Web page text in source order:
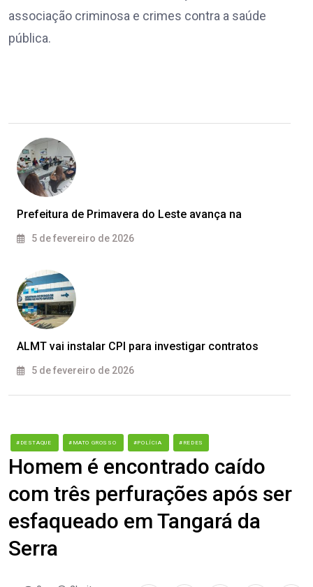
associação criminosa e crimes contra a saúde
pública.
Prefeitura de Primavera do Leste avança na
5 de fevereiro de 2026
ALMT vai instalar CPI para investigar contratos
5 de fevereiro de 2026
#DESTAQUE #MATO GROSSO #POLÍCIA #REDES
Homem é encontrado caído
com três perfurações após ser
esfaqueado em Tangará da
Serra